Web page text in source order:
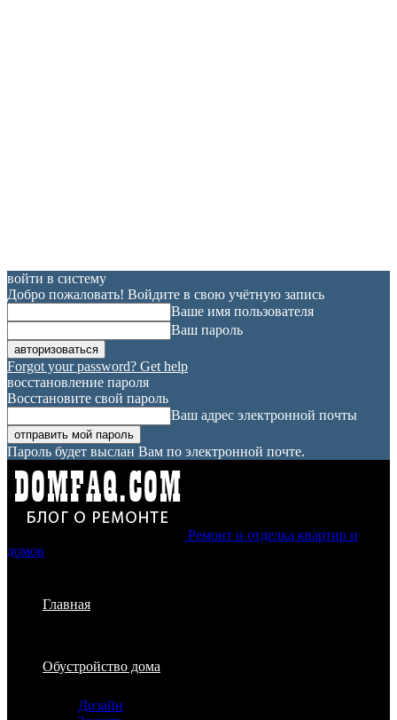
войти в систему
Добро пожаловать! Войдите в свою учётную запись
Ваше имя пользователя
Ваш пароль
Forgot your password? Get help
восстановление пароля
Восстановите свой пароль
Ваш адрес электронной почты
Пароль будет выслан Вам по электронной почте.
Ремонт и отделка квартир и
домов
Главная
Обустройство дома
Дизайн